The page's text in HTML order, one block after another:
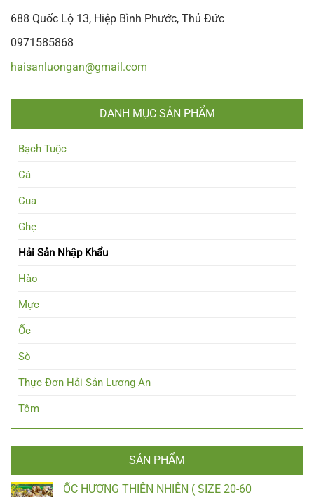
688 Quốc Lộ 13, Hiệp Bình Phước, Thủ Đức
0971585868
haisanluongan@gmail.com
DANH MỤC SẢN PHẨM
Bạch Tuộc
Cá
Cua
Ghẹ
Hải Sản Nhập Khẩu
Hào
Mực
Ốc
Sò
Thực Đơn Hải Sản Lương An
Tôm
SẢN PHẨM
ỐC HƯƠNG THIÊN NHIÊN ( SIZE 20-60